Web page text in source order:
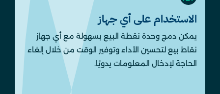
الاستخدام على أي جهاز
يمكن دمج وحدة نقطة البيع بسهولة مع أي جهاز
نقاط بيع لتحسين الأداء وتوفير الوقت من خلال إلغاء
الحاجة لإدخال المعلومات يدويًا.